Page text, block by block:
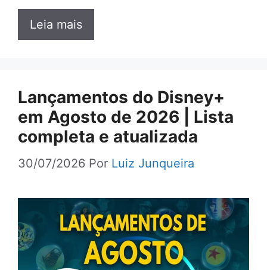
Leia mais
Lançamentos do Disney+
em Agosto de 2026 | Lista
completa e atualizada
30/07/2026 Por Luiz Junqueira